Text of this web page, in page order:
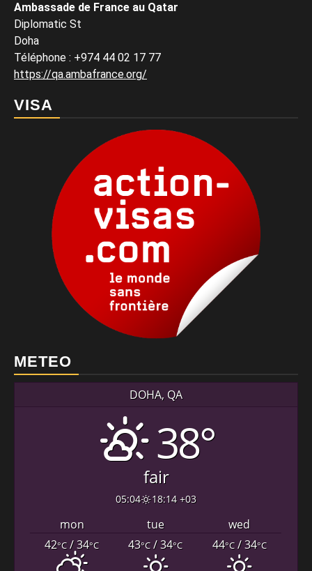
Ambassade de France au Qatar
Diplomatic St
Doha
Téléphone : +974 44 02 17 77
https://qa.ambafrance.org/
VISA
METEO
DOHA, QA
38°
fair
05:04 18:14 +03
mon tue
wed
42°C/ 34°C 43°C/ 34°C 44°C/ 34°C